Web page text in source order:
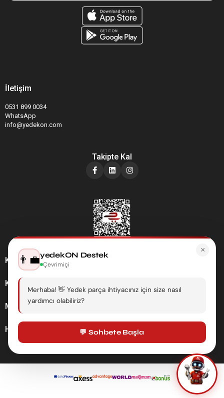
İletişim
0531 899 0034
WhatsApp
info@yedekon.com
Takipte Kal
Kategoriler
Kurumsal
Müşteri Hizmetleri
Hesabım
×
👨‍💼yedekON Destek
Çevrimiçi
Merhaba! 👋 Yedek parça ihtiyacınız için size nasıl
yardımcı olabiliriz?
💬 Sohbete Başla